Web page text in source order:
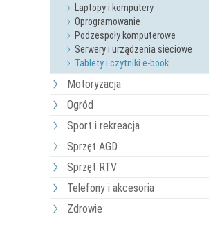
Laptopy i komputery
Oprogramowanie
Podzespoły komputerowe
Serwery i urządzenia sieciowe
Tablety i czytniki e-book
Motoryzacja
Ogród
Sport i rekreacja
Sprzęt AGD
Sprzęt RTV
Telefony i akcesoria
Zdrowie